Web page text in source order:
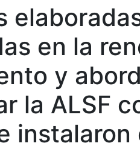
en la
y
la ALSF
instalaron